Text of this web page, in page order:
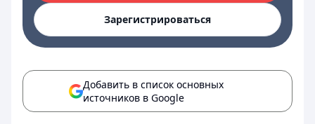
Зарегистрироваться
Добавить в список основных
источников в Google